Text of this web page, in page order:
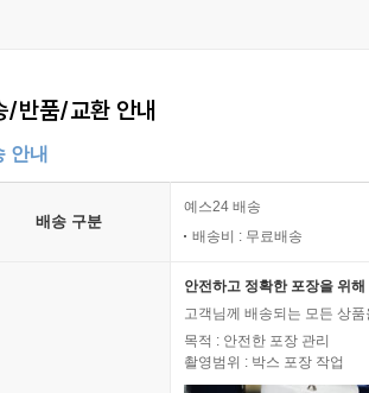
/반품/교환 안내
안내
배송 구분
예스24 배송
배송비 : 무료배송
안전하고 정확한 포장을 위
고객님께 배송되는 모든 상
목적 : 안전한 포장 관리
촬영범위 : 박스 포장 작업